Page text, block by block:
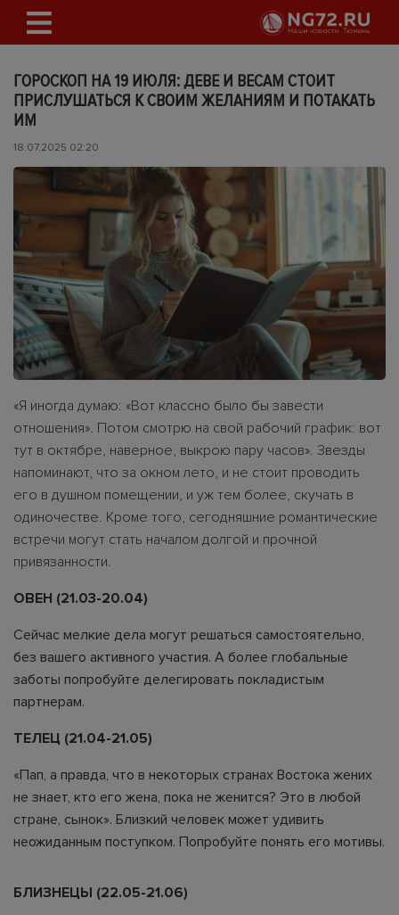
ГОРОСКОП НА 19 ИЮЛЯ: ДЕВЕ И ВЕСАМ СТОИТ
ПРИСЛУШАТЬСЯ К СВОИМ ЖЕЛАНИЯМ И ПОТАКАТЬ
ИМ
18.07.2025 02:20
«Я иногда думаю: «Вот классно было бы завести
отношения». Потом смотрю на свой рабочий график: вот
тут в октябре, наверное, выкрою пару часов». Звезды
напоминают, что за окном лето, и не стоит проводить
его в душном помещении, и уж тем более, скучать в
одиночестве. Кроме того, сегодняшние романтические
встречи могут стать началом долгой и прочной
привязанности.
ОВЕН (21.03-20.04)
Сейчас мелкие дела могут решаться самостоятельно,
без вашего активного участия. А более глобальные
заботы попробуйте делегировать покладистым
партнерам.
ТЕЛЕЦ (21.04-21.05)
«Пап, а правда, что в некоторых странах Востока жених
не знает, кто его жена, пока не женится? Это в любой
стране, сынок». Близкий человек может удивить
неожиданным поступком. Попробуйте понять его мотивы.
БЛИЗНЕЦЫ (22.05-21.06)